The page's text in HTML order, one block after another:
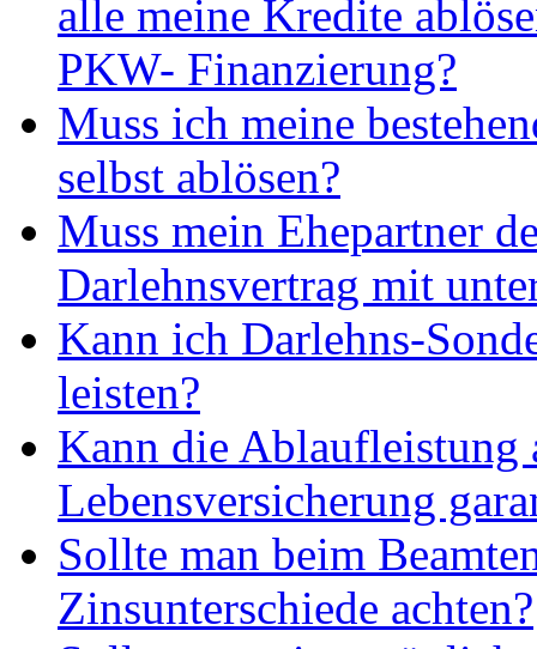
alle meine Kredite
PKW- Finanzierung?
Muss ich meine
selbst ablösen?
Muss mein Ehepartner
Darlehnsvertrag mit
Kann ich Darlehns-
leisten?
Kann die Ablaufleistung
Lebensversicherung
Sollte man beim
Zinsunterschiede achten?